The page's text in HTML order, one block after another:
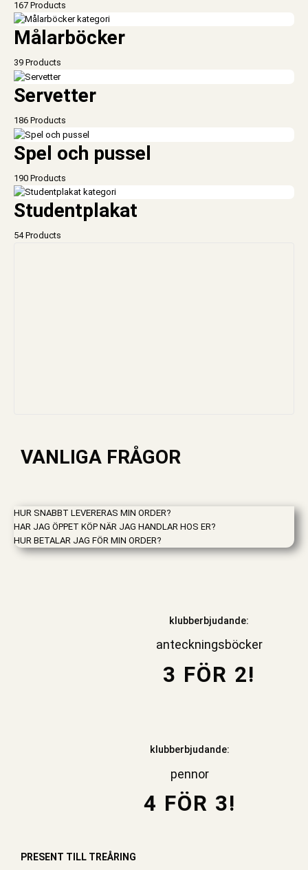
167 Products
Målarböcker
39 Products
Servetter
186 Products
Spel och pussel
190 Products
Studentplakat
54 Products
VANLIGA FRÅGOR
HUR SNABBT LEVERERAS MIN ORDER?
HAR JAG ÖPPET KÖP NÄR JAG HANDLAR HOS ER?
HUR BETALAR JAG FÖR MIN ORDER?
klubberbjudande:
anteckningsböcker
3 FÖR 2!
klubberbjudande:
pennor
4 FÖR 3!
PRESENT TILL TREÅRING